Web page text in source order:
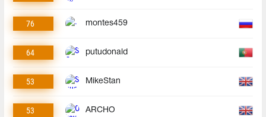
76 montes459
64 putudonald
53 MikeStan
53 ARCHO